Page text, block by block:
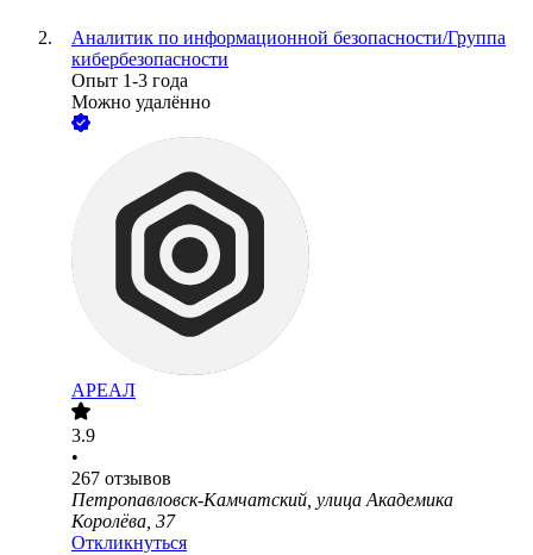
Аналитик по информационной безопасности/Группа
кибербезопасности
Опыт 1-3 года
Можно удалённо
АРЕАЛ
3.9
•
267 отзывов
Петропавловск-Камчатский, улица Академика
Королёва, 37
Откликнуться